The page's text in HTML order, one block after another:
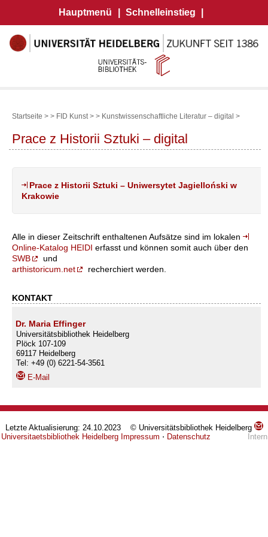
Hauptmenü Schnelleinstieg
KONTAKT
Dr. Maria Effinger
Universitätsbibliothek Heidelberg
Plöck 107-109
69117 Heidelberg
Tel: +49 (0) 6221-54-3561
E-Mail
Startseite > > FID Kunst > > Kunstwissenschaftliche Literatur – digital >
Prace z Historii Sztuki – digital
Prace z Historii Sztuki – Uniwersytet Jagielloński w
Krakowie
Alle in dieser Zeitschrift enthaltenen Aufsätze sind im lokalen
Online-Katalog HEIDI erfasst und können somit auch über den
SWB
und
arthistoricum.net
recherchiert werden.
Letzte Aktualisierung: 24.10.2023 © Universitätsbibliothek Heidelberg
Universitaetsbibliothek Heidelberg Impressum ⋅ Datenschutz Intern